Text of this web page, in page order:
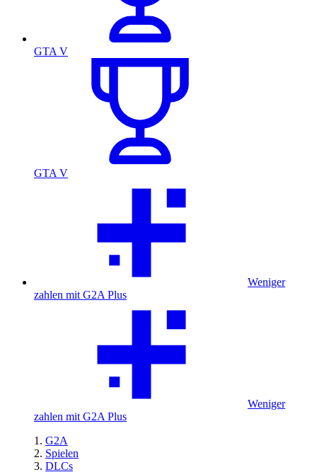
GTA V
GTA V
Weniger
zahlen mit G2A Plus
Weniger
zahlen mit G2A Plus
G2A
Spielen
DLCs